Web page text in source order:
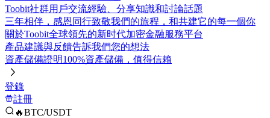
Toobit社群用戶交流經驗、分享知識和討論話題
三年相伴，感恩同行致敬我們的旅程，和共建它的每一個你
關於Toobit全球領先的新时代加密金融服務平台
產品建議與反饋告訴我們您的想法
資產儲備證明100%資產儲備，值得信賴
登錄
註冊
🔥BTC/USDT